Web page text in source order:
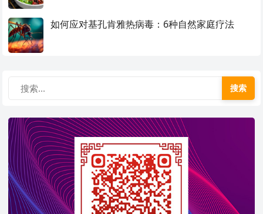
如何应对基孔肯雅热病毒：6种自然家庭疗法
搜索